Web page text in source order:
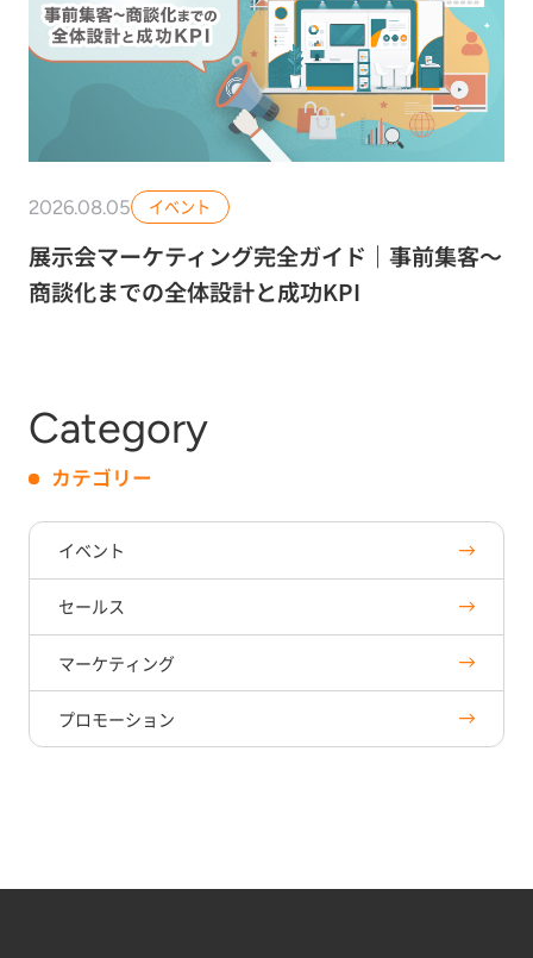
2026.08.05 イベント
展示会マーケティング完全ガイド｜事前集客〜
商談化までの全体設計と成功KPI
Category
カテゴリー
イベント
セールス
マーケティング
プロモーション